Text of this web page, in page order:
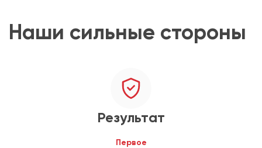
Наши сильные стороны
Результат
Первое